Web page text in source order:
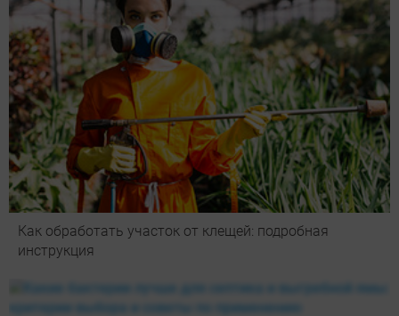
Как обработать участок от клещей: подробная
инструкция